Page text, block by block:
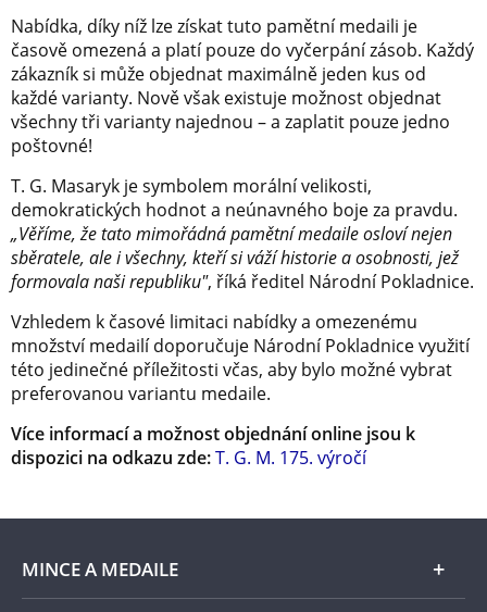
Nabídka, díky níž lze získat tuto pamětní medaili je
časově omezená a platí pouze do vyčerpání zásob. Každý
zákazník si může objednat maximálně jeden kus od
každé varianty. Nově však existuje možnost objednat
všechny tři varianty najednou – a zaplatit pouze jedno
poštovné!
T. G. Masaryk je symbolem morální velikosti,
demokratických hodnot a neúnavného boje za pravdu.
„Věříme, že tato mimořádná pamětní medaile osloví nejen
sběratele, ale i všechny, kteří si váží historie a osobnosti, jež
formovala naši republiku", říká ředitel Národní Pokladnice.
Vzhledem k časové limitaci nabídky a omezenému
množství medailí doporučuje Národní Pokladnice využití
této jedinečné příležitosti včas, aby bylo možné vybrat
preferovanou variantu medaile.
Více informací a možnost objednání online jsou k
dispozici na odkazu zde:T. G. M. 175. výročí
MINCE A MEDAILE